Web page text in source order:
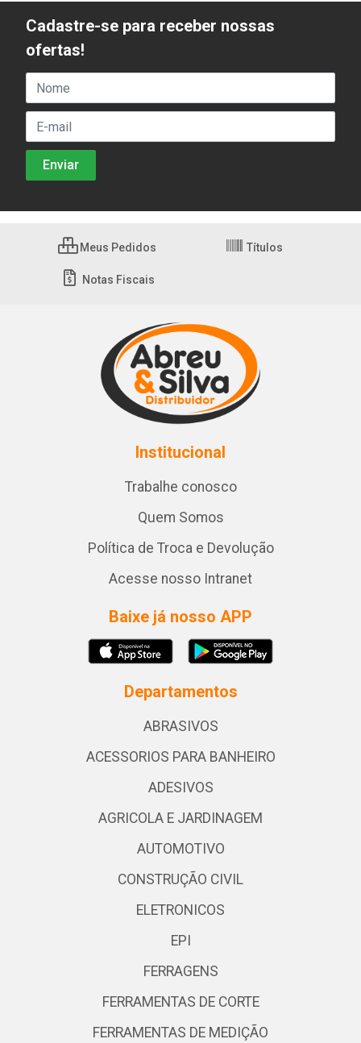
Cadastre-se para receber nossas
ofertas!
Meus Pedidos Títulos
Notas Fiscais
Institucional
Trabalhe conosco
Quem Somos
Política de Troca e Devolução
Acesse nosso Intranet
Baixe já nosso APP
Departamentos
ABRASIVOS
ACESSORIOS PARA BANHEIRO
ADESIVOS
AGRICOLA E JARDINAGEM
AUTOMOTIVO
CONSTRUÇÃO CIVIL
ELETRONICOS
EPI
FERRAGENS
FERRAMENTAS DE CORTE
FERRAMENTAS DE MEDIÇÃO